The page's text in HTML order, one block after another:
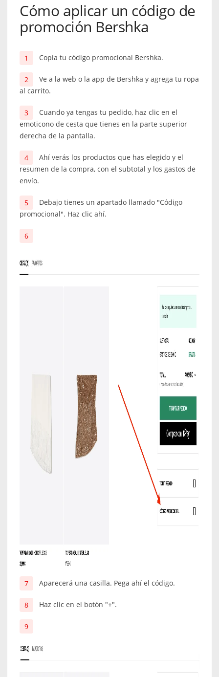
Cómo aplicar un código de
promoción Bershka
Copia tu código promocional Bershka.
Ve a la web o la app de Bershka y agrega tu ropa
al carrito.
Cuando ya tengas tu pedido, haz clic en el
emoticono de cesta que tienes en la parte superior
derecha de la pantalla.
Ahí verás los productos que has elegido y el
resumen de la compra, con el subtotal y los gastos de
envío.
Debajo tienes un apartado llamado "Código
promocional". Haz clic ahí.
Aparecerá una casilla. Pega ahí el código.
Haz clic en el botón "+".